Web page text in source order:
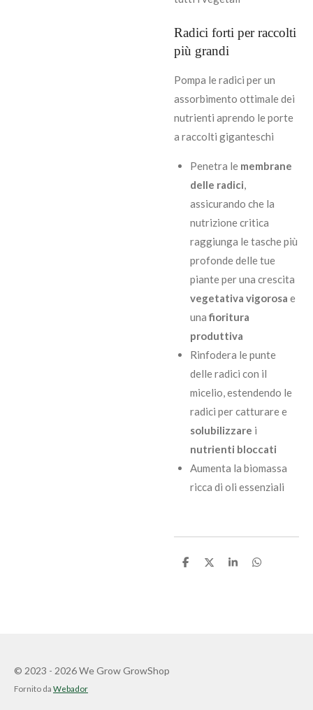
Radici forti per raccolti
più grandi
Pompa le radici per un
assorbimento ottimale dei
nutrienti aprendo le porte
a raccolti giganteschi
Penetra le membrane
delle radici,
assicurando che la
nutrizione critica
raggiunga le tasche più
profonde delle tue
piante per una crescita
vegetativa vigorosa e
una fioritura
produttiva
Rinfodera le punte
delle radici con il
micelio, estendendo le
radici per catturare e
solubilizzare i
nutrienti bloccati
Aumenta la biomassa
ricca di oli essenziali
C
C
C
C
© 2023 - 2026 We Grow GrowShop
Fornito da Webador